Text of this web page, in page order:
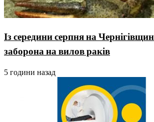
Із середини серпня на
заборона на вилов раків
5 години назад